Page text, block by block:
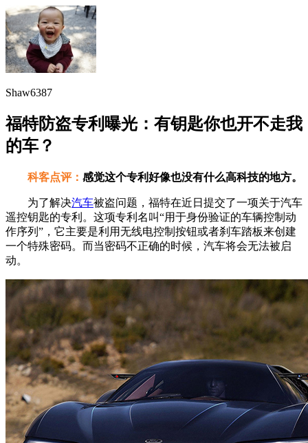
Shaw6387
福特防盗专利曝光：有钥匙你也开不走我
的车？
科客点评： 感觉这个专利好像也没有什么高科技的地方。
为了解决汽车被盗问题，福特在近日提交了一项关于汽车
遥控钥匙的专利。这项专利名叫“用于身份验证的车辆控制动
作序列”，它主要是利用无线电控制按钮或者刹车踏板来创建
一个特殊密码。而当密码不正确的时候，汽车将会无法被启
动。